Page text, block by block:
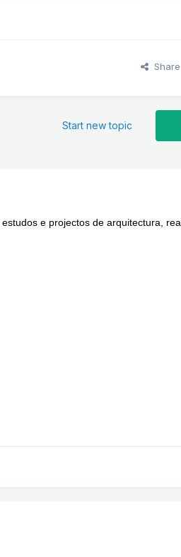
Share
Start new topic
e projectos de arquitectura,